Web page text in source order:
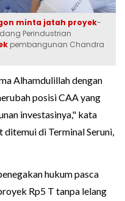
minta jatah proyek-
Perindustrian
pembangunan Chandra
Alhamdulillah dengan
posisi CAA yang
investasinya," kata
di Terminal Seruni,
hukum pasca
Rp5 T tanpa lelang